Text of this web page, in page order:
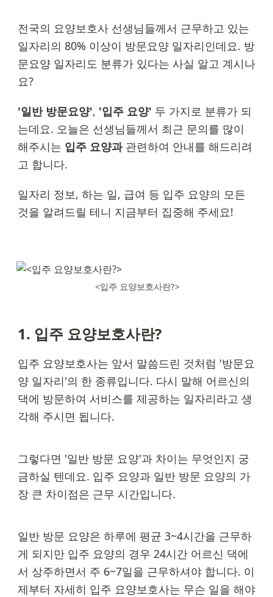
전국의 요양보호사 선생님들께서 근무하고 있는
일자리의 80% 이상이 방문요양 일자리인데요. 방
문요양 일자리도 분류가 있다는 사실 알고 계시나
요?
'일반 방문요양', '입주 요양' 두 가지로 분류가 되
는데요. 오늘은 선생님들께서 최근 문의를 많이
해주시는 입주 요양과 관련하여 안내를 해드리려
고 합니다.
일자리 정보, 하는 일, 급여 등 입주 요양의 모든
것을 알려드릴 테니 지금부터 집중해 주세요!
<입주 요양보호사란?>
1. 입주 요양보호사란?
입주 요양보호사는 앞서 말씀드린 것처럼 '방문요
양 일자리'의 한 종류입니다. 다시 말해 어르신의
댁에 방문하여 서비스를 제공하는 일자리라고 생
각해 주시면 됩니다.
그렇다면 '일반 방문 요양'과 차이는 무엇인지 궁
금하실 텐데요. 입주 요양과 일반 방문 요양의 가
장 큰 차이점은 근무 시간입니다.
일반 방문 요양은 하루에 평균 3~4시간을 근무하
게 되지만 입주 요양의 경우 24시간 어르신 댁에
서 상주하면서 주 6~7일을 근무하셔야 합니다. 이
제부터 자세히 입주 요양보호사는 무슨 일을 해야